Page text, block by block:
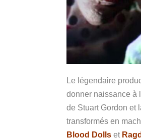
Le légendaire
donner naissance à
de Stuart Gordon et
transformés en
Blood Dolls et